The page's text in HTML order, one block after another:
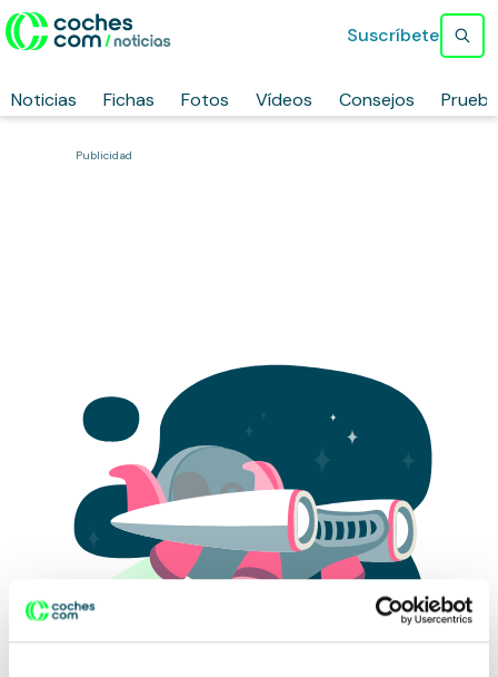
Noticias Fichas Fotos Vídeos Consejos
Suscríbete
Publicidad